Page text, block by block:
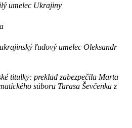
umelec Ukrajiny
ľudový umelec Oleksandr
titulky: preklad zabezpečila Marta
súboru Tarasa Ševčenka z